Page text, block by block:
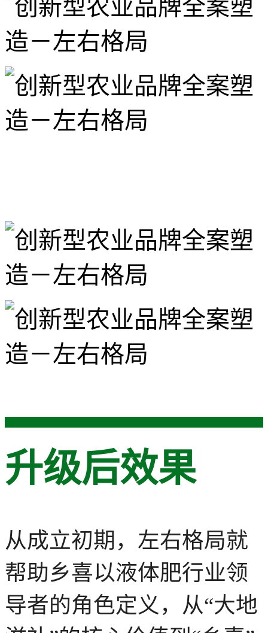
升级后效果
从成立初期，左右格局就
帮助乡喜以液体肥行业领
导者的角色定义，从“大地